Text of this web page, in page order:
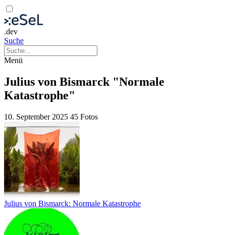
.dev
Suche
Menü
Julius von Bismarck "Normale
Katastrophe"
10. September 2025 45 Fotos
Julius von Bismarck: Normale Katastrophe